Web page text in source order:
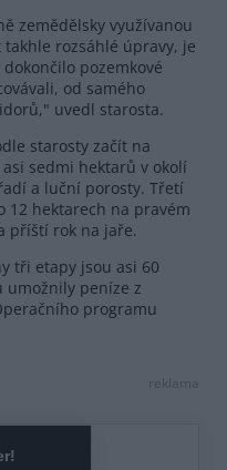
zemědělsky využívanou
rozsáhlé úpravy, je
pozemkové
od samého
uvedl starosta.
starosty začít na
sedmi hektarů v okolí
a luční porosty. Třetí
12 hektarech na pravém
příští rok na jaře.
tři etapy jsou asi 60
umožnily peníze z
programu
reklama